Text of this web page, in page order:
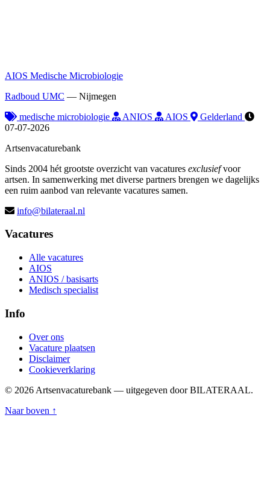
AIOS Medische Microbiologie
Radboud UMC — Nijmegen
medische microbiologie
ANIOS AIOS
Gelderland
07-07-2026
Artsenvacaturebank
Sinds 2004 hét grootste overzicht van vacatures exclusiefvoor
artsen. In samenwerking met diverse partners brengen we dagelijks
een ruim aanbod van relevante vacatures samen.
info@bilateraal.nl
Vacatures
Alle vacatures
AIOS
ANIOS / basisarts
Medisch specialist
Info
Over ons
Vacature plaatsen
Disclaimer
Cookieverklaring
© 2026 Artsenvacaturebank — uitgegeven door BILATERAAL.
Naar boven ↑